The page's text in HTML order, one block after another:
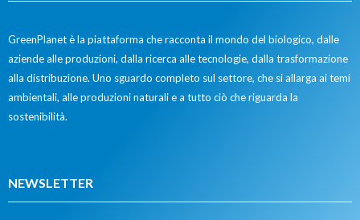
GreenPlanet è la piattaforma che racconta il mondo del biologico, dalle
aziende alle produzioni, dalla ricerca alle tecnologie, dalla trasformazione
alla distribuzione. Uno sguardo completo sul settore, che si allarga ai temi
ambientali, alle produzioni naturali e a tutto ciò che riguarda la
sostenibilità.
NEWSLETTER